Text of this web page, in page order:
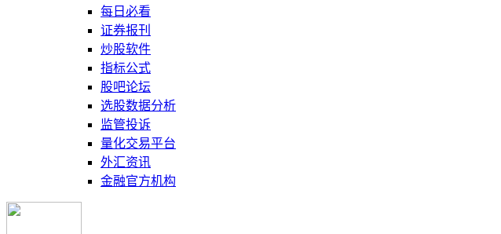
每日必看
证券报刊
炒股软件
指标公式
股吧论坛
选股数据分析
监管投诉
量化交易平台
外汇资讯
金融官方机构